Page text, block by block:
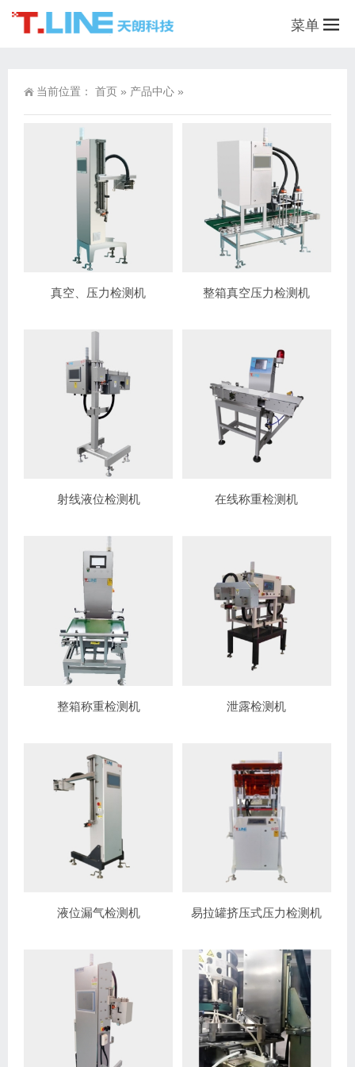
菜单
当前位置： 首页 » 产品中心 »
真空、压力检测机 整箱真空压力检测机
射线液位检测机 在线称重检测机
整箱称重检测机 泄露检测机
液位漏气检测机 易拉罐挤压式压力检测机